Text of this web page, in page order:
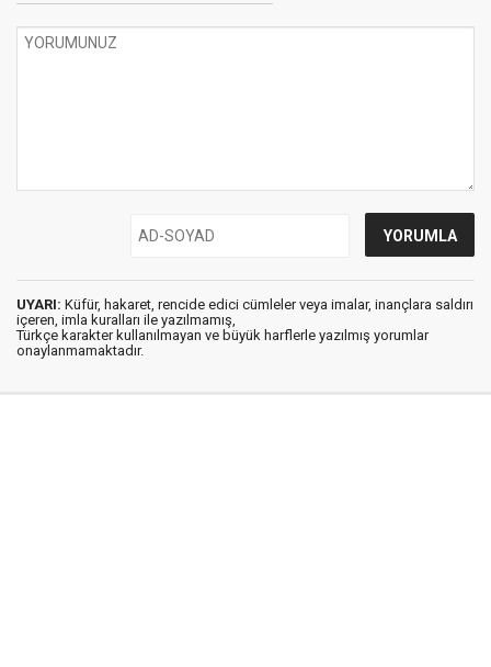
UYARI: Küfür, hakaret, rencide edici cümleler veya imalar, inançlara saldırı
içeren, imla kuralları ile yazılmamış,
Türkçe karakter kullanılmayan ve büyük harflerle yazılmış yorumlar
onaylanmamaktadır.